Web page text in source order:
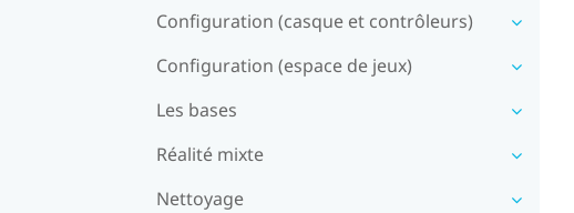
Configuration (casque et contrôleurs)
Configuration (espace de jeux)
Les bases
Réalité mixte
Nettoyage